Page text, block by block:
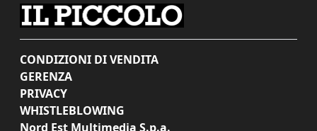
CONDIZIONI DI VENDITA
GERENZA
PRIVACY
WHISTLEBLOWING
Nord Est Multimedia S.p.a.